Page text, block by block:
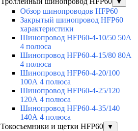
▼
Обзор шинопроводов HFP60
Закрытый шинопровод HFP60
характеристики
Шинопровод HFP60-4-10/50 50А
4 полюса
Шинопровод HFP60-4-15/80 80А
4 полюса
Шинопровод HFP60-4-20/100
100А 4 полюса
Шинопровод HFP60-4-25/120
120А 4 полюса
Шинопровод HFP60-4-35/140
140А 4 полюса
Токосъемники и щетки HFP60
▼